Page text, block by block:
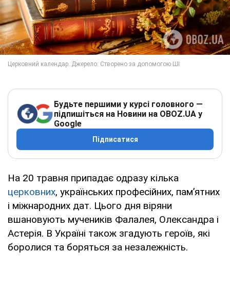
Будьте першими у курсі головного —
підпишіться на Новини на OBOZ.UA у
Google
Підписатися
На 20 травня припадає одразу кілька
церковних, українських професійних, пам’ятних
і міжнародних дат. Цього дня віряни
вшановують мучеників Фалалея, Олександра і
Астерія. В Україні також згадують героїв, які
боролися та боряться за незалежність.